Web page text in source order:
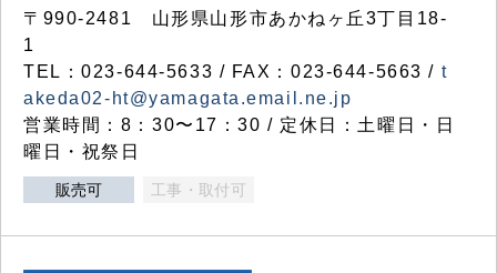
〒990-2481 山形県山形市あかねヶ丘3丁目18-
1
TEL：023-644-5633 / FAX：023-644-5663 / t
akeda02-ht@yamagata.email.ne.jp
営業時間：8：30〜17：30 / 定休日：土曜日・日
曜日・祝祭日
販売可 工事・取付可